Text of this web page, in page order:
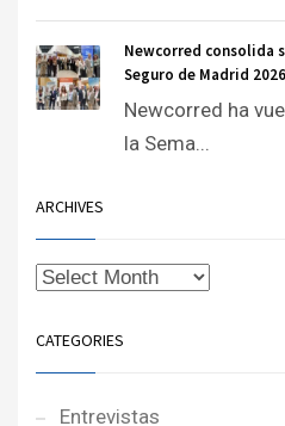
Newcorred consolida
Seguro de Madrid 2026
Newcorred ha
la Sema...
ARCHIVES
CATEGORIES
Entrevistas